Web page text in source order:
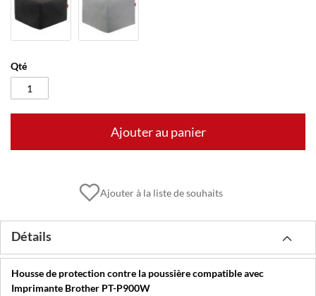
Qté
Ajouter au panier
Ajouter à la liste de souhaits
Détails
Housse de protection contre la poussière compatible avec
Imprimante Brother PT-P900W